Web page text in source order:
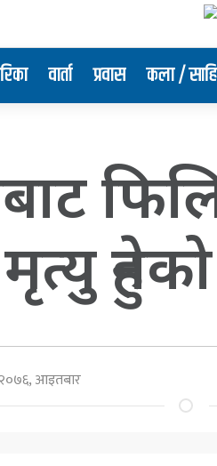
वार्ता प्रवास कला /
आइतबार